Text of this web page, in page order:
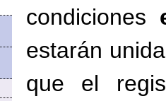
condiciones
estarán
que el